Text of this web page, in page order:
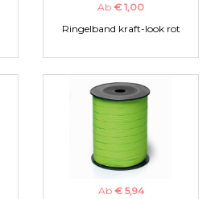
Ab € 1,00
Ringelband kraft-look rot
Ab € 5,94